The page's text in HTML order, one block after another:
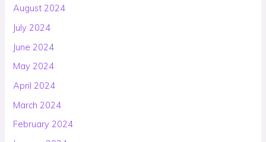
August 2024
July 2024
June 2024
May 2024
April 2024
March 2024
February 2024